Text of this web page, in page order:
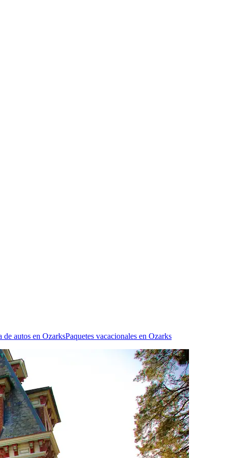
de autos en OzarksPaquetes vacacionales en Ozarks